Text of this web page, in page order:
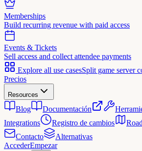
Memberships
Build recurring revenue with paid access
Events & Tickets
Sell access and collect attendee payments
Explore all use casesSplit game server
Precios
Resources
Blog Documentación
Integrations
Registro de cambios
Contacto
Alternativas
AccederEmpezar